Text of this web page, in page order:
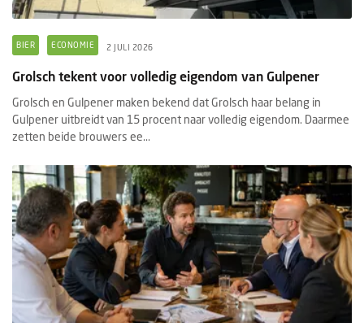
BIER ECONOMIE 2 JULI 2026
Grolsch tekent voor volledig eigendom van Gulpener
Grolsch en Gulpener maken bekend dat Grolsch haar belang in
Gulpener uitbreidt van 15 procent naar volledig eigendom. Daarmee
zetten beide brouwers ee...